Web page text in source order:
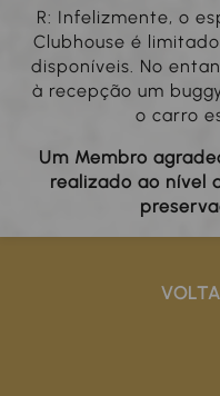
R: Infelizmente, o
Clubhouse é
disponíveis. No
à recepção um
o carro
Um Membro
realizado ao nível